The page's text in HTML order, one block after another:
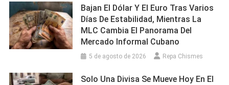
Bajan El Dólar Y El Euro Tras Varios
Días De Estabilidad, Mientras La
MLC Cambia El Panorama Del
Mercado Informal Cubano
5 de agosto de 2026 Repa Chismes
Solo Una Divisa Se Mueve Hoy En El